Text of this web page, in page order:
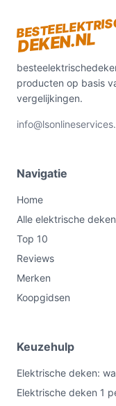
DEKEN.NL
producten op basis
vergelijkingen.
Navigatie
Home
Alle elektrische
Top 10
Reviews
Merken
Koopgidsen
Keuzehulp
Elektrische deken:
Elektrische deken 1